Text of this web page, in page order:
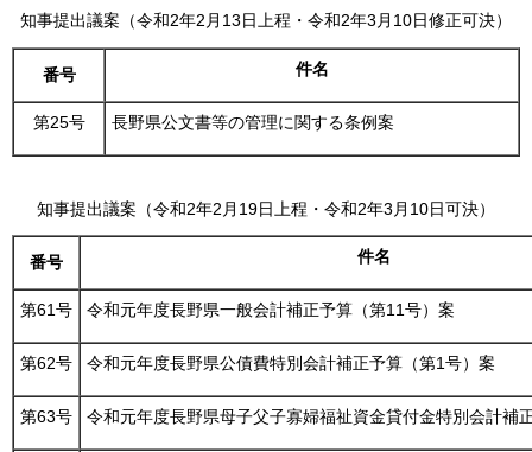
知事提出議案（令和2年2月13日上程・令和2年3月10日修正可決）
番号 件名
第25号 長野県公文書等の管理に関する条例案
知事提出議案（令和2年2月19日上程・令和2年3月10日可決）
番号 件名
第61号 令和元年度長野県一般会計補正予算（第11号）案
第62号 令和元年度長野県公債費特別会計補正予算（第1号）案
第63号 令和元年度長野県母子父子寡婦福祉資金貸付金特別会計補